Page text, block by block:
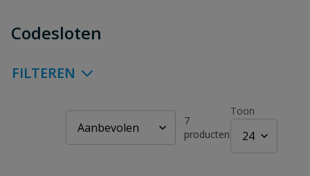
Codesloten
FILTEREN
7
producten
Toon